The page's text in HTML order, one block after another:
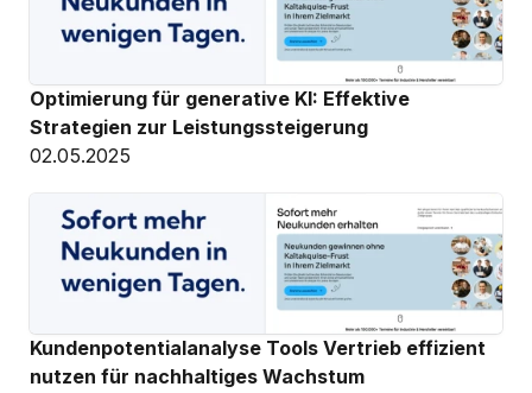
Optimierung für generative KI: Effektive
Strategien zur Leistungssteigerung
02.05.2025
Kundenpotentialanalyse Tools Vertrieb effizient
nutzen für nachhaltiges Wachstum